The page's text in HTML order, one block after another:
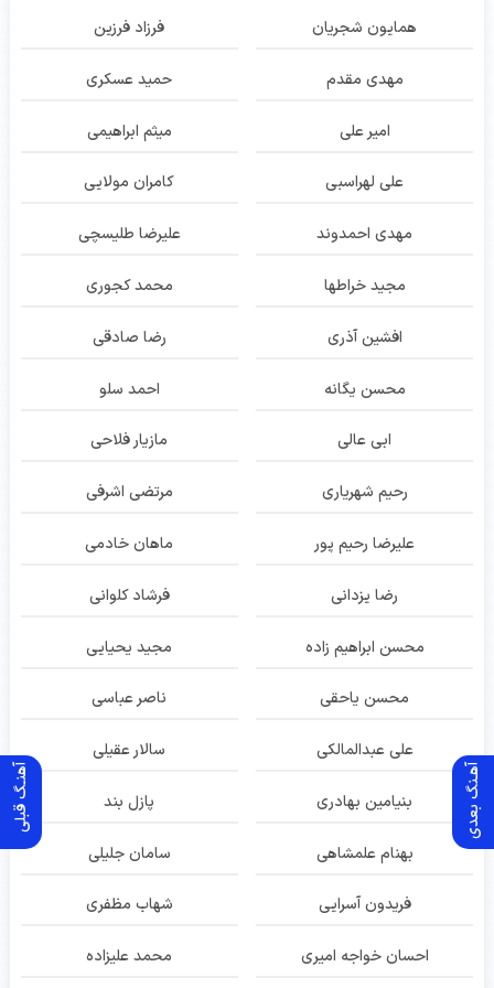
آهنـگ قبلی آهـنگ بعدی
همایون شجریان فرزاد فرزین
مهدی مقدم حمید عسکری
امیر علی میثم ابراهیمی
علی لهراسبی کامران مولایی
مهدی احمدوند علیرضا طلیسچی
مجید خراطها محمد کجوری
افشین آذری رضا صادقی
محسن یگانه احمد سلو
ابی عالی مازیار فلاحی
رحیم شهریاری مرتضی اشرفی
علیرضا رحیم پور ماهان خادمی
رضا یزدانی فرشاد کلوانی
محسن ابراهیم زاده مجید یحیایی
محسن یاحقی ناصر عباسی
علی عبدالمالکی سالار عقیلی
بنیامین بهادری پازل بند
بهنام علمشاهی سامان جلیلی
فریدون آسرایی شهاب مظفری
احسان خواجه امیری محمد علیزاده